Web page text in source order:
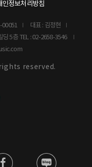
인정보처리방침
00051
대표 : 김정현
딩 5층 TEL : 02-2658-3546
reserved.